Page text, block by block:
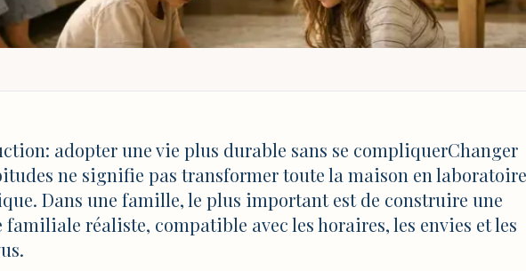
en famille pour un
léger
7 min de lecture
adopter une vie plus durable sans se compliquerChanger
ne signifie pas transformer toute la maison en laboratoire
Dans une famille, le plus important est de construire une
réaliste, compatible avec les horaires, les envies et les